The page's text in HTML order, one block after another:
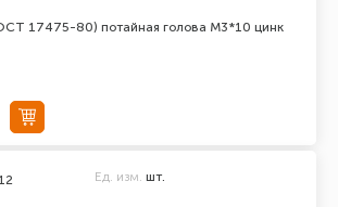
17475-80) потайная голова М3*10 цинк
Ед. изм. шт.